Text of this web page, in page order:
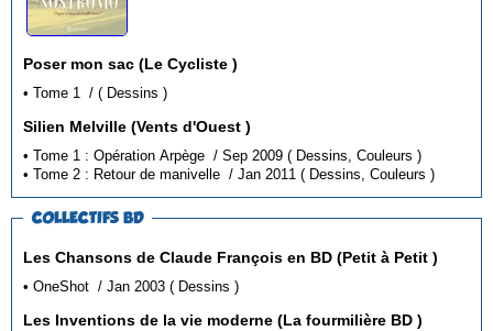
Poser mon sac (Le Cycliste )
• Tome 1 / ( Dessins )
Silien Melville (Vents d'Ouest )
• Tome 1 : Opération Arpège / Sep 2009 ( Dessins, Couleurs )
• Tome 2 : Retour de manivelle / Jan 2011 ( Dessins, Couleurs )
COLLECTIFS BD
Les Chansons de Claude François en BD (Petit à Petit )
• OneShot / Jan 2003 ( Dessins )
Les Inventions de la vie moderne (La fourmilière BD )